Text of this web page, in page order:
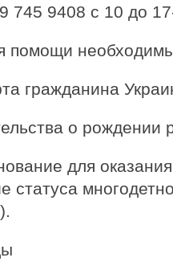
745 9408 с 10 до
помощи
гражданина
о рождении
для
статуса